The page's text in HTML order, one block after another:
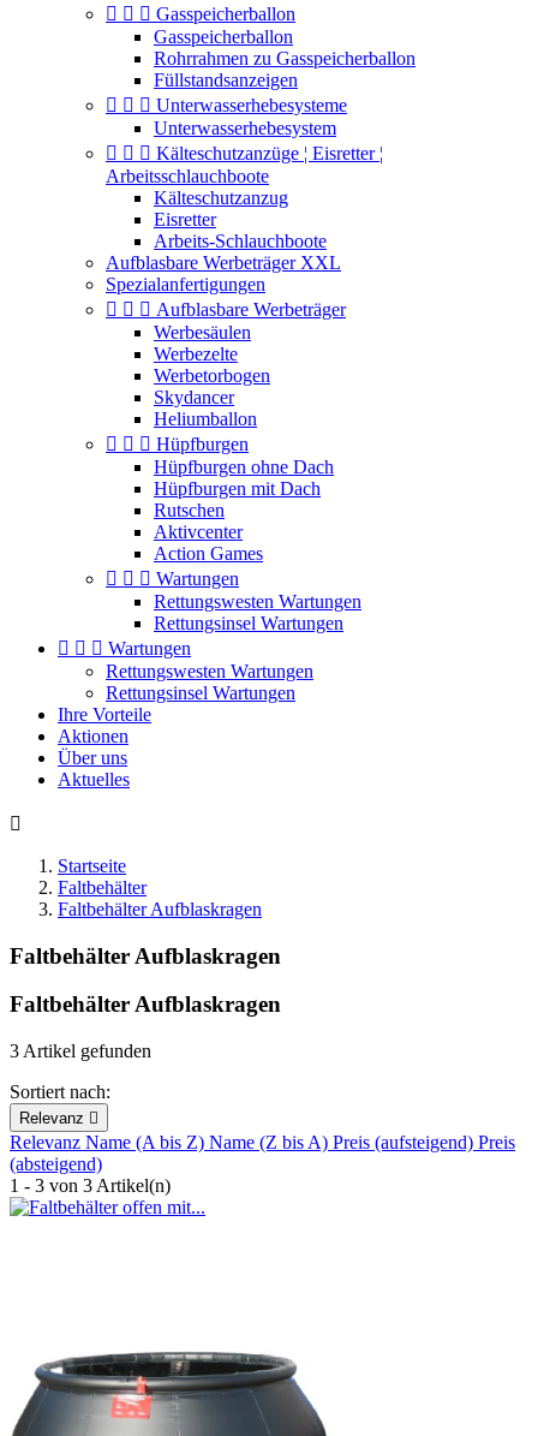
   Gasspeicherballon
Gasspeicherballon
Rohrrahmen zu Gasspeicherballon
Füllstandsanzeigen
   Unterwasserhebesysteme
Unterwasserhebesystem
   Kälteschutzanzüge ¦ Eisretter ¦
Arbeitsschlauchboote
Kälteschutzanzug
Eisretter
Arbeits-Schlauchboote
Aufblasbare Werbeträger XXL
Spezialanfertigungen
   Aufblasbare Werbeträger
Werbesäulen
Werbezelte
Werbetorbogen
Skydancer
Heliumballon
   Hüpfburgen
Hüpfburgen ohne Dach
Hüpfburgen mit Dach
Rutschen
Aktivcenter
Action Games
   Wartungen
Rettungswesten Wartungen
Rettungsinsel Wartungen
   Wartungen
Rettungswesten Wartungen
Rettungsinsel Wartungen
Ihre Vorteile
Aktionen
Über uns
Aktuelles

Startseite
Faltbehälter
Faltbehälter Aufblaskragen
Faltbehälter Aufblaskragen
Faltbehälter Aufblaskragen
3 Artikel gefunden
Sortiert nach:
Relevanz 
Relevanz Name (A bis Z) Name (Z bis A) Preis (aufsteigend) Preis
(absteigend)
1 - 3 von 3 Artikel(n)